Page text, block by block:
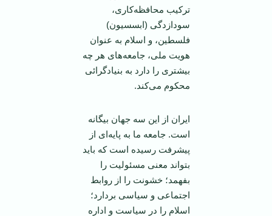
تركيب محافظه‌كاری،
سودازدگی (ابسسيون)
فلسطين، و اسلام به عنوان
هويت ملی، جامعه‌های هر چه
بيشتری را دارد به بنيادگرائی
محكوم می‌كند.‏
‏ايران از اين سه جهان بيگانه
است. جامعه ما به پايه‌ای از
پيشرفت رسيده است كه بايد
بتواند معنی ‏مسئوليت را
بفهمد؛ خشونت را از روابط
اجتماعی و سياسی بردارد؛
اسلام را در سياست و اداره